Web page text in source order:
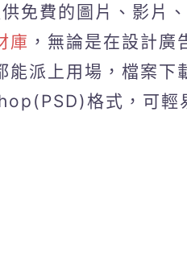
免費的圖片、影片
庫 ，無論是在設計
能派上用場，檔案
格式，可輕